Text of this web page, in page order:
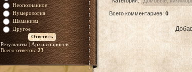
Неопознанное
Нумерология
Шаманизм
Другое
Результаты| Архив опросов
Всего ответов:23
Всего комментариев:0